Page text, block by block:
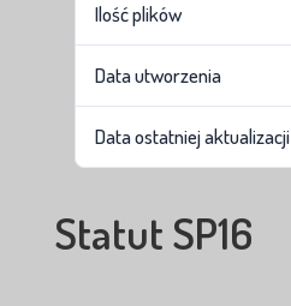
Ilość plików
Data utworzenia
Data ostatniej aktualizacji
Statut SP16